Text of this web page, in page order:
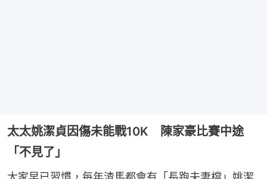
太太姚潔貞因傷未能戰10K 陳家豪比賽中途
「不見了」